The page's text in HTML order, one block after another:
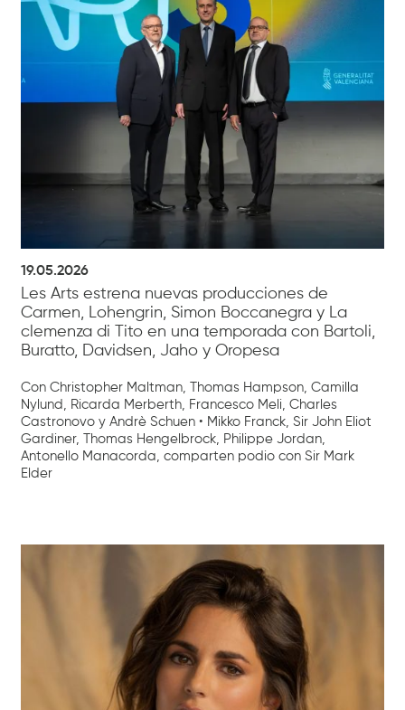
19.05.2026
Les Arts estrena nuevas producciones de
Carmen, Lohengrin, Simon Boccanegra y La
clemenza di Tito en una temporada con Bartoli,
Buratto, Davidsen, Jaho y Oropesa
Con Christopher Maltman, Thomas Hampson, Camilla
Nylund, Ricarda Merberth, Francesco Meli, Charles
Castronovo y Andrè Schuen • Mikko Franck, Sir John Eliot
Gardiner, Thomas Hengelbrock, Philippe Jordan,
Antonello Manacorda, comparten podio con Sir Mark
Elder